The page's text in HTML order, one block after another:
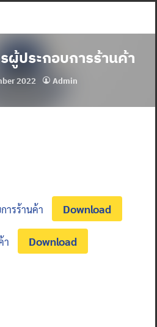
ผู้ประกอบการร้านค้า
2022 Admin
ารร้านค้า Download
า Download